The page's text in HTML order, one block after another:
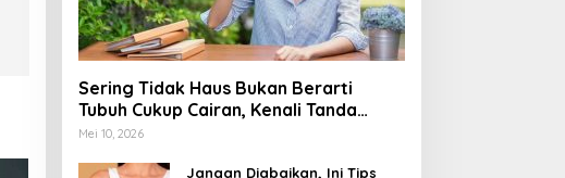
Sering Tidak Haus Bukan Berarti
Tubuh Cukup Cairan, Kenali Tanda
Dehidrasi Ringan
Mei 10, 2026
Jangan Diabaikan, Ini Tips